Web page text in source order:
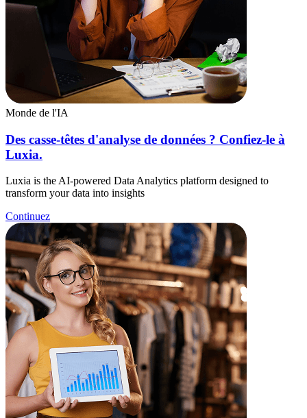
Monde de l'IA
Des casse-têtes d'analyse de données ? Confiez-le à
Luxia.
Luxia is the AI-powered Data Analytics platform designed to
transform your data into insights
Continuez